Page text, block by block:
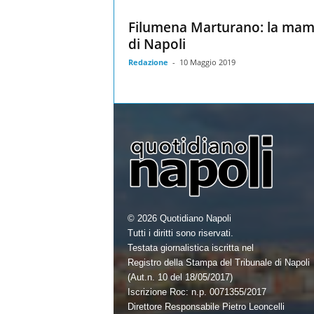
Filumena Marturano: la
di Napoli
Redazione - 10 Maggio 2019
© 2026 Quotidiano Napoli
Tutti i diritti sono riservati.
Testata giornalistica iscritta nel
Registro della Stampa del Tribunale di Napoli
(Aut.n. 10 del 18/05/2017)
Iscrizione Roc: n.p. 0071355/2017
Direttore Responsabile Pietro Leoncelli